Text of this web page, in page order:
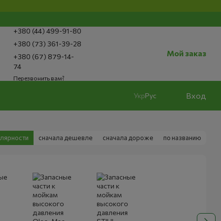
+380 (44) 499-91-80
+380 (73) 361-39-28
+380 (67) 879-14-
74
Перезвонить вам?
Мой заказ
УкрРус Вход
сначала дешевле сначала дороже по названию